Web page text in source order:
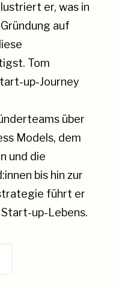
er, was in
auf
Tom
up-Journey
über
Models, dem
und die
bis hin zur
führt er
up-Lebens.